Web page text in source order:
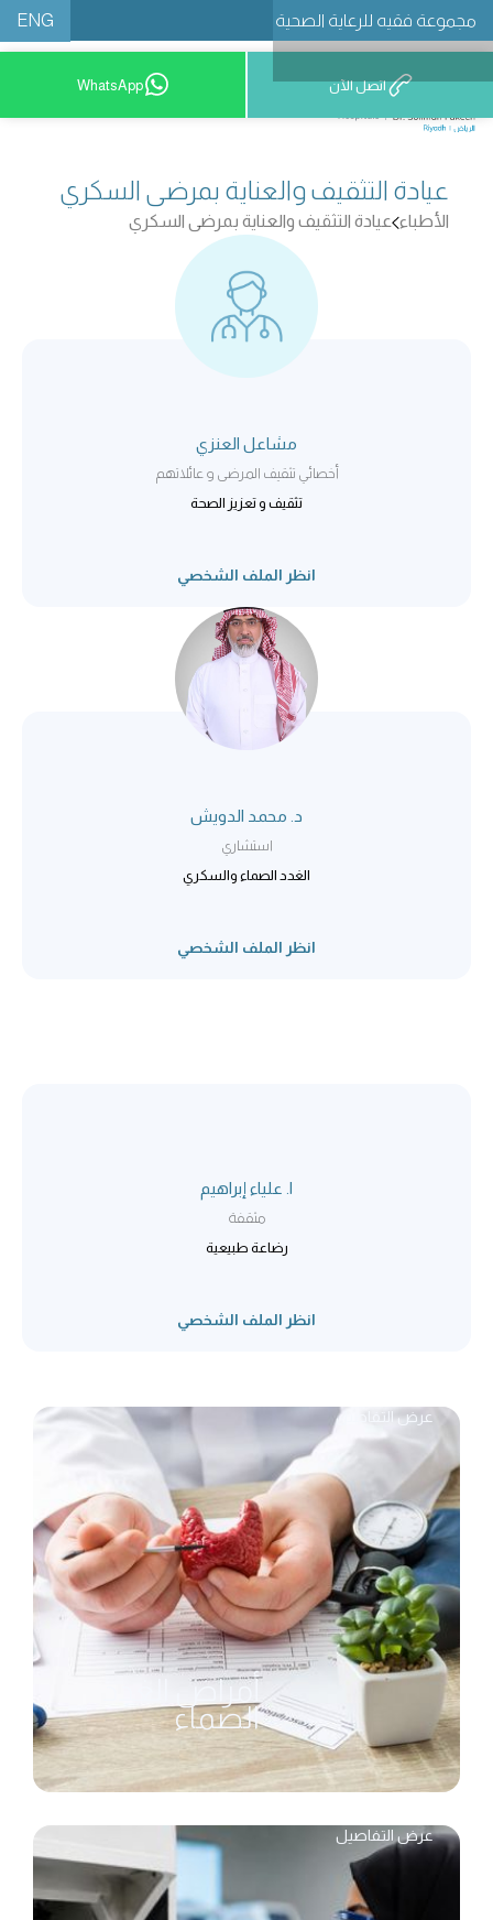
مجموعة فقيه للرعاية الصحية ENG
8001209999
اتصل الآن WhatsApp
عيادة التثقيف والعناية بمرضى السكري
الأطباء عيادة التثقيف والعناية بمرضى السكري
مشاعل العنزي
أخصائي تثقيف المرضى و عائلاتهم
تثقيف و تعزيز الصحة
انظر الملف الشخصي
د. محمد الدويش
استشاري
الغدد الصماء والسكري
انظر الملف الشخصي
ا. علياء إبراهيم
مثقفة
رضاعة طبيعية
انظر الملف الشخصي
أمراض الغدد
الصماء
عرض التفاصيل
عرض التفاصيل